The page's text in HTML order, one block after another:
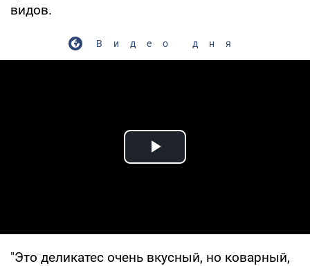
видов.
Видео дня
Play Video
"Это деликатес очень вкусный, но коварный,